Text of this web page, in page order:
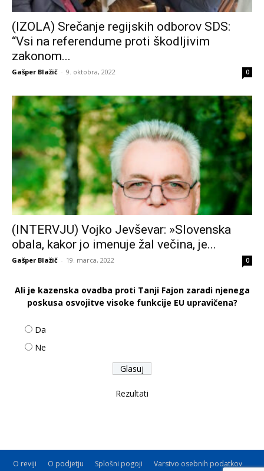
(IZOLA) Srečanje regijskih odborov SDS:
“Vsi na referendume proti škodljivim
zakonom...
Gašper Blažič - 9. oktobra, 2022 0
(INTERVJU) Vojko Jevševar: »Slovenska
obala, kakor jo imenuje žal večina, je...
Gašper Blažič - 19. marca, 2022 0
Ali je kazenska ovadba proti Tanji Fajon zaradi njenega
poskusa osvojitve visoke funkcije EU upravičena?
Da
Ne
Rezultati
O reviji O podjetju Splošni pogoji
Varstvo osebnih podatkov